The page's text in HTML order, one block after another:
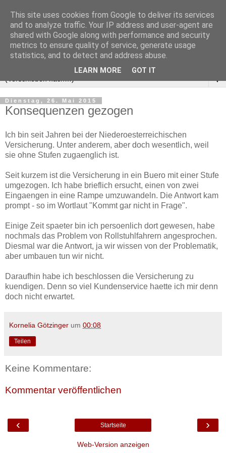
▼
Dienstag, 26. Mai 2015
Konsequenzen gezogen
‎Ich bin seit Jahren bei der Niederoesterreichischen
Versicherung. Unter anderem, aber doch wesentlich, weil
sie ohne Stufen zugaenglich ist.
Seit kurzem ist die Versicherung in ein Buero mit einer Stufe
umgezogen. Ich habe brieflich ersucht, einen von zwei
Eingaengen in eine Rampe umzuwandeln. Die Antwort kam
prompt - so im Wortlaut "Kommt gar nicht in Frage".
Einige Zeit spaeter bin ich persoenlich dort gewesen, habe
nochmals das Problem von Rollstuhlfahrern angesprochen.
Diesmal war die Antwort, ja wir wissen von der Problematik,
aber umbauen tun wir nicht.
Daraufhin habe ich beschlossen die Versicherung zu
kuendigen. Denn so viel Kundenservice haette ich mir denn
doch nicht erwartet.
Kornelia Götzinger um 00:08
Teilen
Keine Kommentare:
Kommentar veröffentlichen
‹ ›
Startseite
Web-Version anzeigen
This site uses cookies from Google to deliver its services
and to analyze traffic. Your IP address and user-agent are
shared with Google along with performance and security
metrics to ensure quality of service, generate usage
statistics, and to detect and address abuse.
LEARN MORE GOT IT